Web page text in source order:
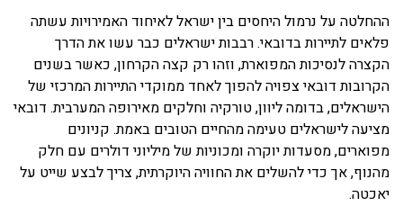
בכנרת לידו מחיר
בכנרת למשפחות
בצפון
בארץ
לקפריסין
ההחלטה על נרמול היחסים בין ישראל לאיחוד האמירויות עשתה
פלאים לתיירות בדובאי. רבבות ישראלים כבר עשו את הדרך
הקצרה לנסיכות המפוארת, וזהו רק קצה הקרחון, כאשר בשנים
הקרובות דובאי צפויה להפוך לאחד ממוקדי התיירות המרכזי של
הישראלים, בדומה ליוון, טורקיה וחלקים מאירופה המערבית. דובאי
מציעה לישראלים טעימה מהחיים הטובים באמת. קניונים
מפוארים, מסעדות יוקרה ומכוניות של מיליוני דולרים עם חלק
מהנוף, אך כדי להשלים את החוויה היוקרתית, צריך לבצע שייט על
יאכטה.